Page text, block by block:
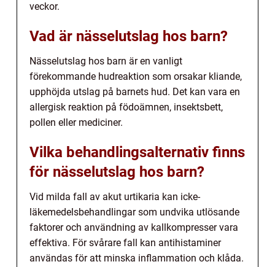
veckor.
Vad är nässelutslag hos barn?
Nässelutslag hos barn är en vanligt
förekommande hudreaktion som orsakar kliande,
upphöjda utslag på barnets hud. Det kan vara en
allergisk reaktion på födoämnen, insektsbett,
pollen eller mediciner.
Vilka behandlingsalternativ finns
för nässelutslag hos barn?
Vid milda fall av akut urtikaria kan icke-
läkemedelsbehandlingar som undvika utlösande
faktorer och användning av kallkompresser vara
effektiva. För svårare fall kan antihistaminer
användas för att minska inflammation och klåda.